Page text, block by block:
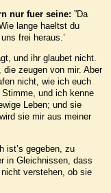
nur fuer seine: ”Da
lange haeltst du
frei heraus.’
und ihr glaubet nicht.
zeugen von mir. Aber
nicht, wie ich euch
und ich kenne
Leben; und sie
sie mir aus meiner
ist’s gegeben, zu
in Gleichnissen, dass
verstehen, ob sie